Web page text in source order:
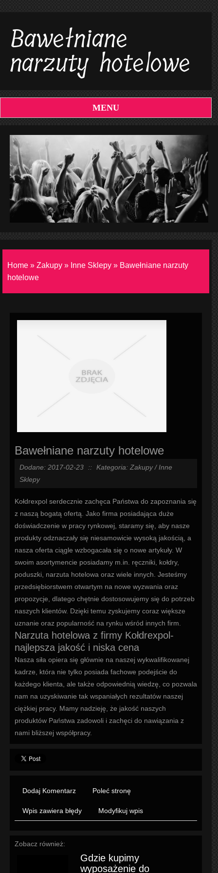
Bawełniane
narzuty hotelowe
MENU
Home » Zakupy » Inne Sklepy » Bawełniane narzuty
hotelowe
Bawełniane narzuty hotelowe
Dodane: 2017-02-23 ::
Kategoria: Zakupy / Inne
Sklepy
Kołdrexpol serdecznie zachęca Państwa do zapoznania się
z naszą bogatą ofertą. Jako firma posiadająca duże
doświadczenie w pracy rynkowej, staramy się, aby nasze
produkty odznaczały się niesamowicie wysoką jakością, a
nasza oferta ciągle wzbogacała się o nowe artykuły. W
swoim asortymencie posiadamy m.in. ręczniki, kołdry,
poduszki, narzuta hotelowa oraz wiele innych. Jesteśmy
przedsiębiorstwem otwartym na nowe wyzwania oraz
propozycje, dlatego chętnie dostosowujemy się do potrzeb
naszych klientów. Dzięki temu zyskujemy coraz większe
uznanie oraz popularność na rynku wśród innych firm.
Narzuta hotelowa z firmy Kołdrexpol-
najlepsza jakość i niska cena
Nasza siła opiera się głównie na naszej wykwalifikowanej
kadrze, która nie tylko posiada fachowe podejście do
każdego klienta, ale także odpowiednią wiedzę, co pozwala
nam na uzyskiwanie tak wspaniałych rezultatów naszej
ciężkiej pracy. Mamy nadzieję, że jakość naszych
produktów Państwa zadowoli i zachęci do nawiązania z
nami bliższej współpracy.
Dodaj Komentarz Poleć stronę
Wpis zawiera błędy Modyfikuj wpis
Zobacz również:
Gdzie kupimy
wyposażenie do